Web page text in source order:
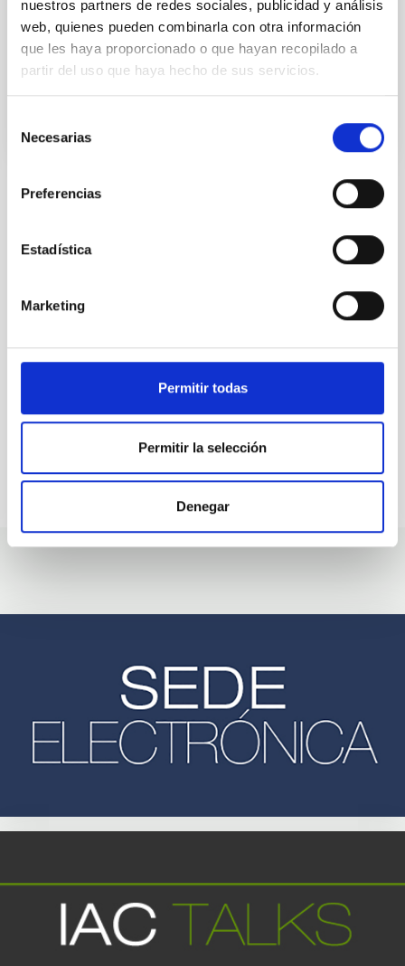
nuestros partners de redes sociales, publicidad y análisis
web, quienes pueden combinarla con otra información
que les haya proporcionado o que hayan recopilado a
partir del uso que haya hecho de sus servicios.
Necesarias
Preferencias
Estadística
Marketing
Permitir todas
Permitir la selección
Denegar
personal laboral fijo, de un puesto de trabajo con la
categoría profesional de Técnico/a de Taller, acogido
al Convenio y que tendrá, entre otras
looking for people with
talent.